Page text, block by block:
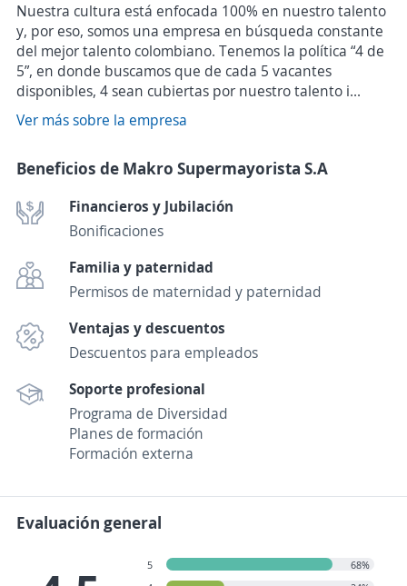
Nuestra cultura está enfocada 100% en nuestro talento
y, por eso, somos una empresa en búsqueda constante
del mejor talento colombiano. Tenemos la política “4 de
5”, en donde buscamos que de cada 5 vacantes
disponibles, 4 sean cubiertas por nuestro talento i...
Ver más sobre la empresa
Beneficios de Makro Supermayorista S.A
Financieros y Jubilación
Bonificaciones
Familia y paternidad
Permisos de maternidad y paternidad
Ventajas y descuentos
Descuentos para empleados
Soporte profesional
Programa de Diversidad
Planes de formación
Formación externa
Evaluación general
5
68%